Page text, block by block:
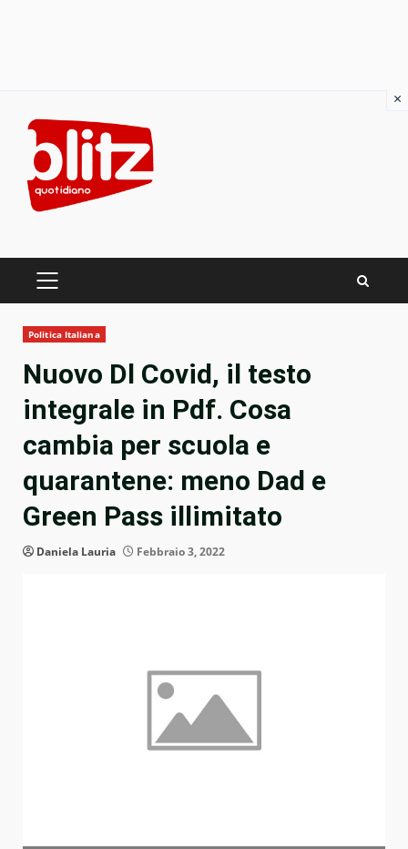
content
PRIMARY
Politica Italiana
Nuovo Dl Covid, il testo
integrale in Pdf. Cosa
cambia per scuola e
quarantene: meno Dad e
Green Pass illimitato
Daniela Lauria Febbraio 3, 2022
×